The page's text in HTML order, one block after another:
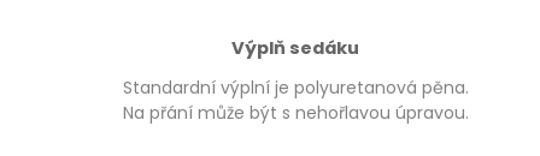
Výplň sedáku
Standardní výplní je polyuretanová pěna.
Na přání může být s nehořlavou úpravou.